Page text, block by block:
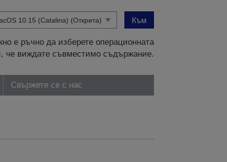
Към
е ръчно да изберете операционната
че виждате съвместимо съдържание.
Свържете се с нас